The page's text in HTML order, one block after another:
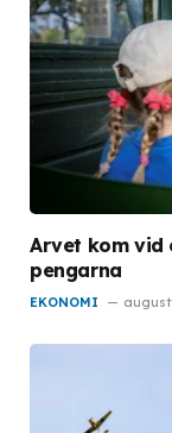
Arvet kom vid
pengarna
EKONOMI